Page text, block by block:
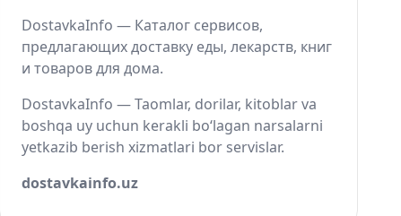
DostavkaInfo — Каталог сервисов,
предлагающих доставку еды, лекарств, книг
и товаров для дома.
DostavkaInfo — Taomlar, dorilar, kitoblar va
boshqa uy uchun kerakli bo‘lagan narsalarni
yetkazib berish xizmatlari bor servislar.
dostavkainfo.uz